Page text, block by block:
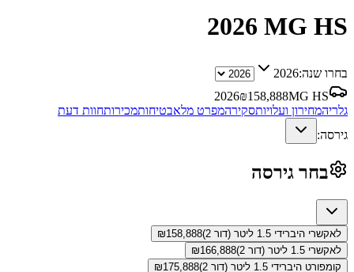
MG HS
2026
בחרו שנה:2026
MG HS
2026₪158,888
גלריהמחירון ועלויותסקירהמפרט מלאבטיחותמכירותחוות דעת
גירסה:
בחר גירסה
לאקשרי היברידי 1.5 ליטר (דור 2) ₪158,888
לאקשרי 1.5 ליטר (דור 2)
₪166,888
קומפורט היברידי 1.5 ליטר (דור 2)
₪175,888